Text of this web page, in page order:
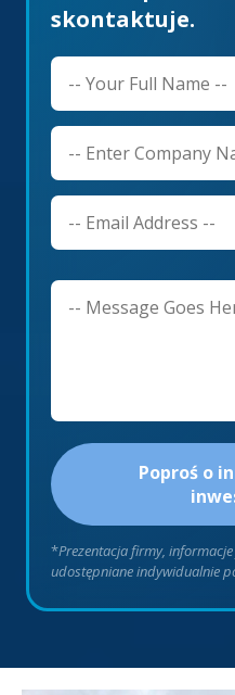
skontaktuje.
Poproś o
*Prezentacja firmy,
udostępniane indywidualnie